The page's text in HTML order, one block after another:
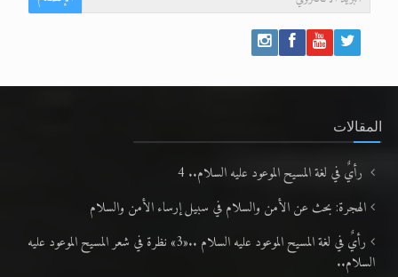
المقالات
رأيٌ في لغة المسيح الموعود عليه السلام.. 4
الهجرة: بحث عن الأمن والسلام في سبيل إرساء الأمن والسلام
رأيٌ في لغة المسيح الموعود عليه السلام ..«3» نظرة في شعر المسيح الموعود عليه
السلام..